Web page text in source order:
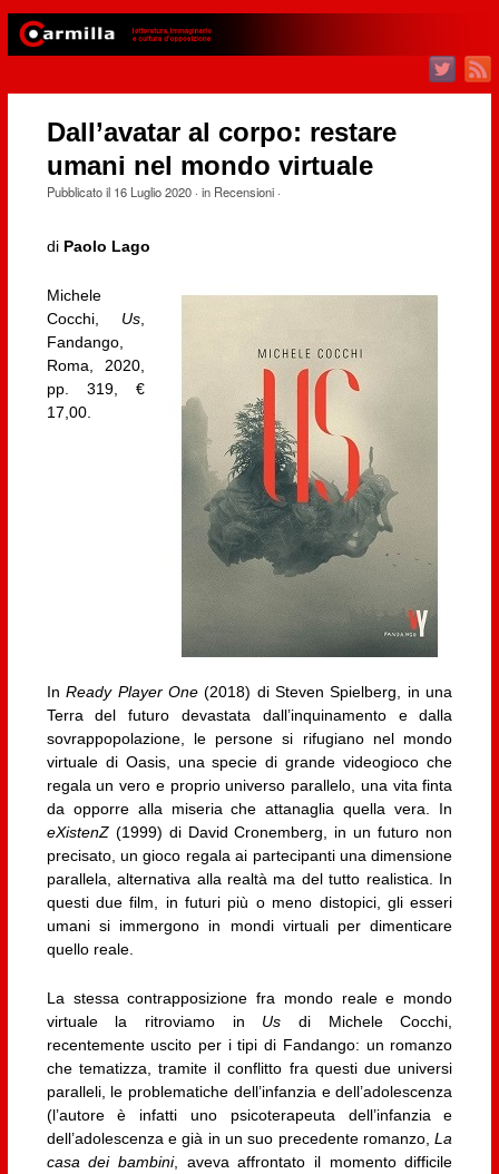
Dall’avatar al corpo: restare
umani nel mondo virtuale
Pubblicato il 16 Luglio 2020· in Recensioni·
diPaolo Lago
Michele
Cocchi, Us,
Fandango,
Roma, 2020,
pp. 319, €
17,00.
InReady Player One(2018) di Steven Spielberg, in una
Terra del futuro devastata dall’inquinamento e dalla
sovrappopolazione, le persone si rifugiano nel mondo
virtuale di Oasis, una specie di grande videogioco che
regala un vero e proprio universo parallelo, una vita finta
da opporre alla miseria che attanaglia quella vera. In
eXistenZ(1999) di David Cronemberg, in un futuro non
precisato, un gioco regala ai partecipanti una dimensione
parallela, alternativa alla realtà ma del tutto realistica. In
questi due film, in futuri più o meno distopici, gli esseri
umani si immergono in mondi virtuali per dimenticare
quello reale.
La stessa contrapposizione fra mondo reale e mondo
virtuale la ritroviamo in Us di Michele Cocchi,
recentemente uscito per i tipi di Fandango: un romanzo
che tematizza, tramite il conflitto fra questi due universi
paralleli, le problematiche dell’infanzia e dell’adolescenza
(l’autore è infatti uno psicoterapeuta dell’infanzia e
dell’adolescenza e già in un suo precedente romanzo,La
casa dei bambini, aveva affrontato il momento difficile